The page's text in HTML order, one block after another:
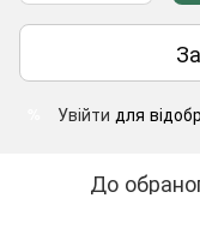
Увійти для
До